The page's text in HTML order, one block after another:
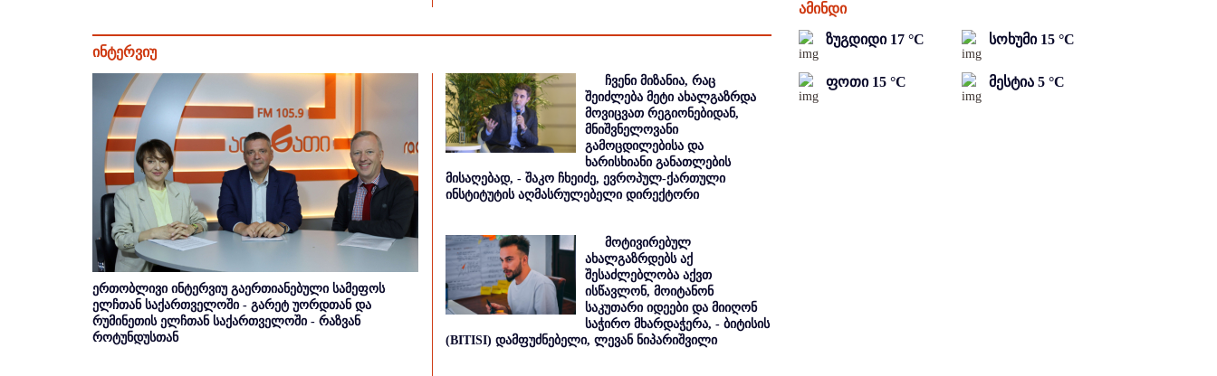
ინტერვიუ
ერთობლივი ინტერვიუ გაერთიანებული სამეფოს
ელჩთან საქართველოში - გარეტ უორდთან და
რუმინეთის ელჩთან საქართველოში - რაზვან
როტუნდუსთან
ჩვენი მიზანია, რაც
შეიძლება მეტი ახალგაზრდა
მოვიცვათ რეგიონებიდან,
მნიშვნელოვანი
გამოცდილებისა და
ხარისხიანი განათლების
მისაღებად, - შაკო ჩხეიძე, ევროპულ-ქართული
ინსტიტუტის აღმასრულებელი დირექტორი
მოტივირებულ
ახალგაზრდებს აქ
შესაძლებლობა აქვთ
ისწავლონ, მოიტანონ
საკუთარი იდეები და მიიღონ
საჭირო მხარდაჭერა, - ბიტისის
(BITISI) დამფუძნებელი, ლევან ნიპარიშვილი
ამინდი
ზუგდიდი 17 °C სოხუმი 15 °C
ფოთი 15 °C მესტია 5 °C